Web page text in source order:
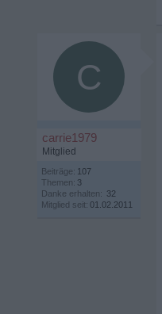
C
carrie1979
Mitglied
Beiträge: 107
Themen: 3
Danke erhalten: 32
Mitglied seit: 01.02.2011